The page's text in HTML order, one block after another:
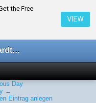
the Free
VIEW
USB - The Hardtechno Family
Day
→
Eintrag anlegen